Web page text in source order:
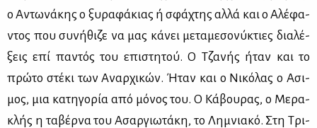
ο Αντω­νά­κης ο ξυ­ρα­φά­κιας ή σφά­χτης αλ­λά και ο Αλέ­φα­
ντος που συ­νή­θι­ζε να μας κά­νει με­τα­με­σο­νύ­κτιες δια­λέ­
ξεις επί πα­ντός του επι­στη­τού. Ο Τζα­νής ήταν και το
πρώ­το στέ­κι των Αναρ­χι­κών. Ήταν και ο Νι­κό­λας ο Ασι­
μος, μια κα­τη­γο­ρία από μό­νος του. Ο Κά­βου­ρας, ο Με­ρα­
κλής η τα­βέρ­να του Ασαρ­γιω­τά­κη, το Λη­μνια­κό. Στη Τρι­